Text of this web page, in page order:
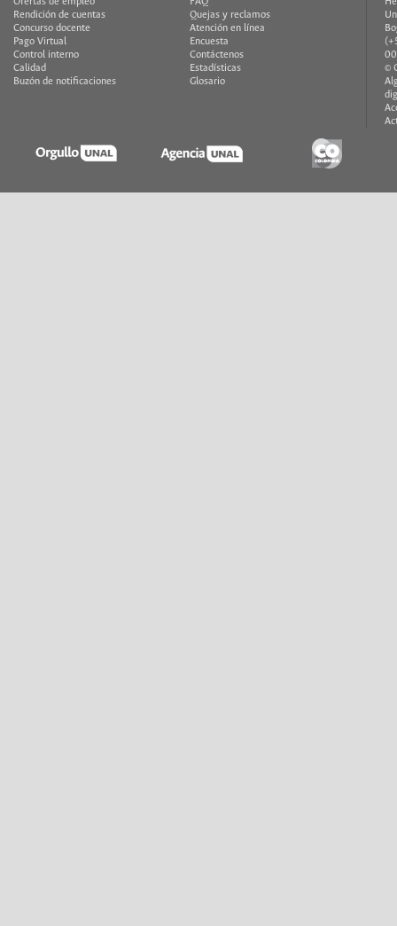
Rendición de cuentas
Concurso docente
Pago Virtual
Control interno
Calidad
Buzón de notificaciones
Quejas y reclamos
Atención en línea
Encuesta
Contáctenos
Estadísticas
Glosario
©